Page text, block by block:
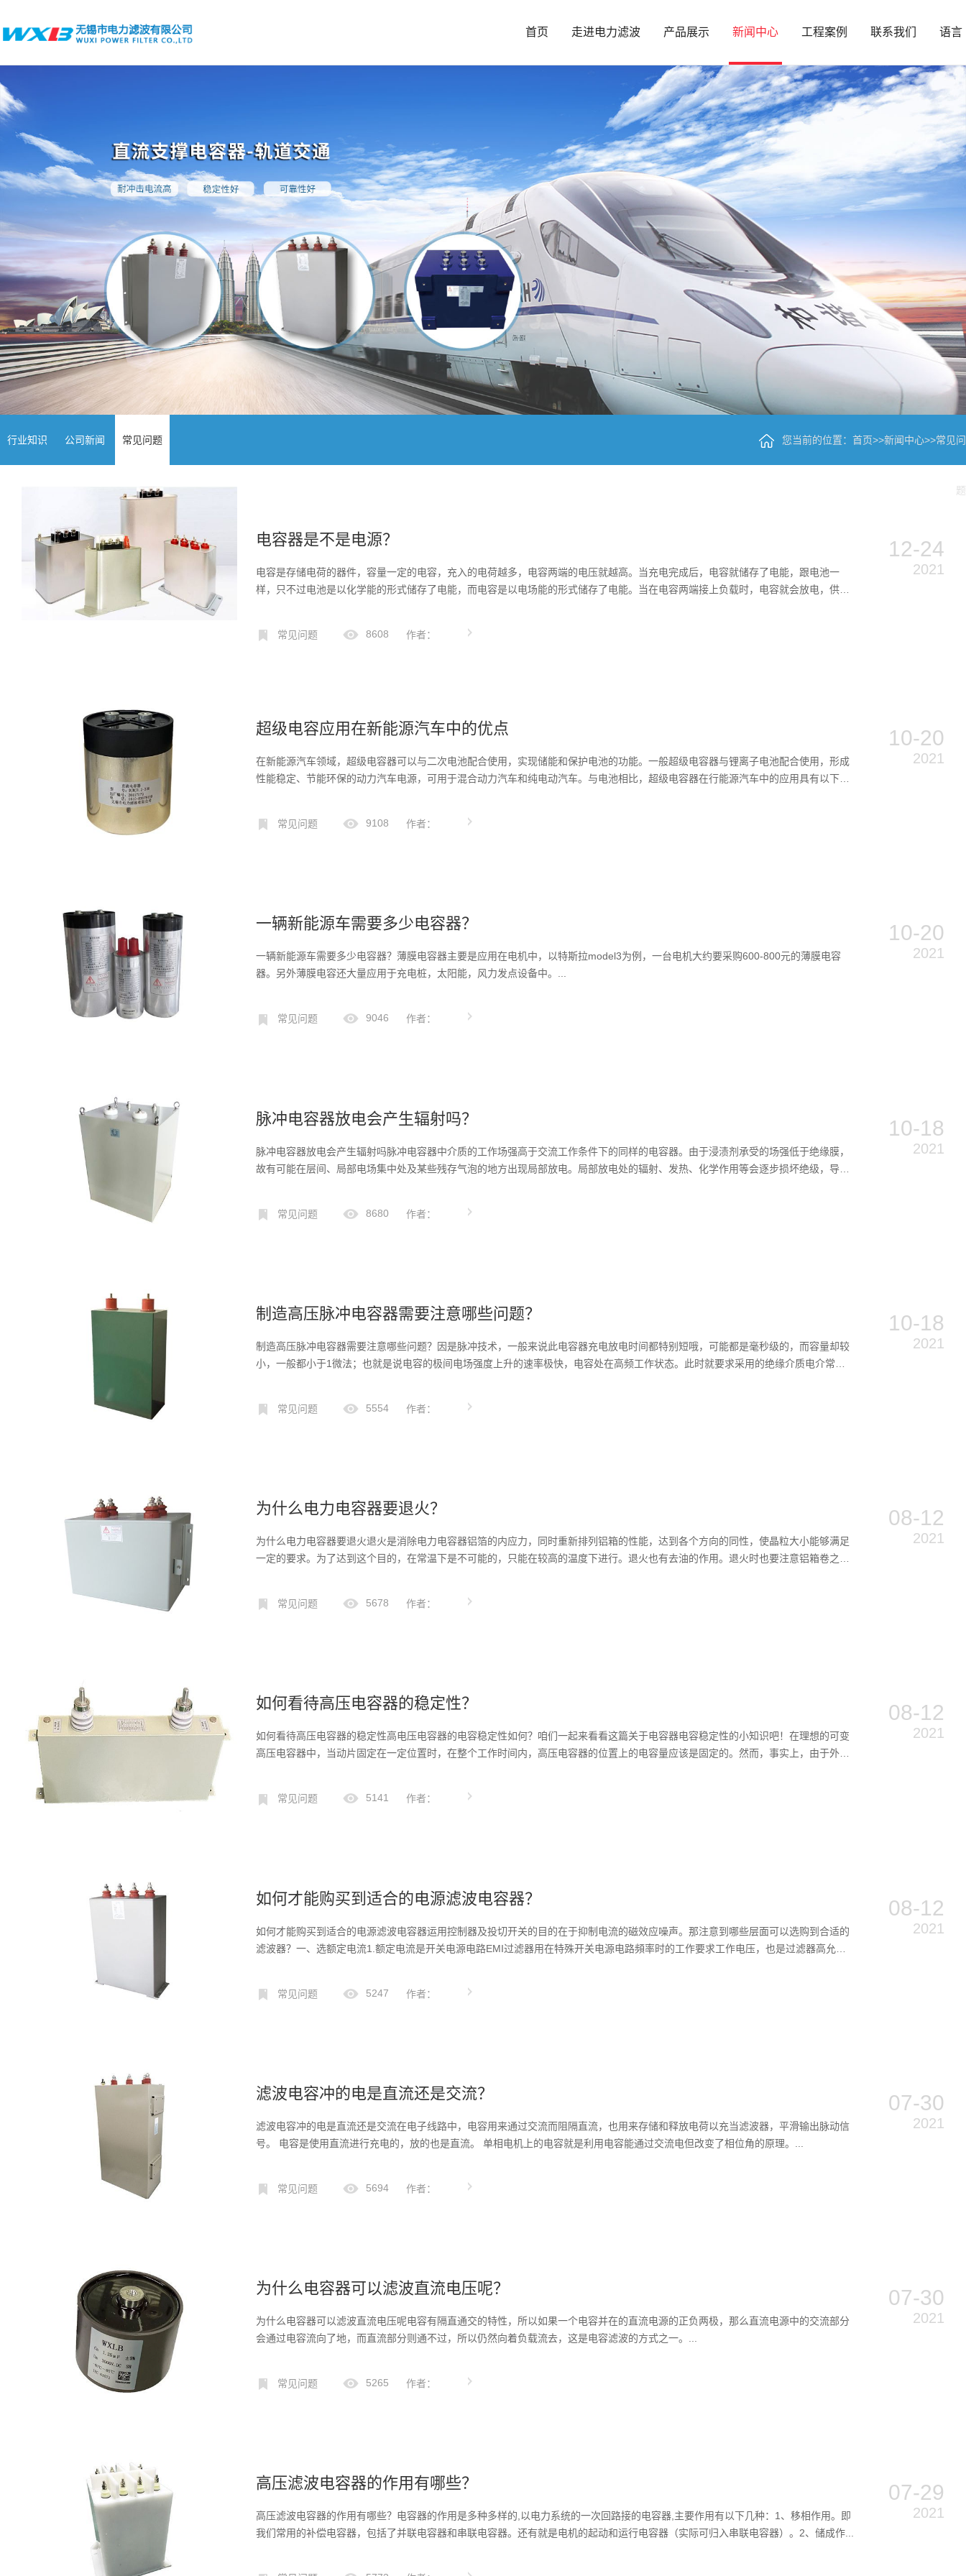
首页 走进电力滤波 产品展示 新闻中心 工程案例 联系我们 语言
您当前的位置： 首页>>新闻中心>>常见问
题
行业知识 公司新闻 常见问题
电容器是不是电源？
电容是存储电荷的器件，容量一定的电容，充入的电荷越多，电容两端的电压就越高。当充电完成后，电容就储存了电能，跟电池一
样，只不过电池是以化学能的形式储存了电能，而电容是以电场能的形式储存了电能。当在电容两端接上负载时，电容就会放电，供负
常见问题 8608 作者：
12-24
2021
超级电容应用在新能源汽车中的优点
在新能源汽车领域，超级电容器可以与二次电池配合使用，实现储能和保护电池的功能。一般超级电容器与锂离子电池配合使用，形成
性能稳定、节能环保的动力汽车电源，可用于混合动力汽车和纯电动汽车。与电池相比，超级电容器在行能源汽车中的应用具有以下优
常见问题 9108 作者：
10-20
2021
一辆新能源车需要多少电容器？
一辆新能源车需要多少电容器？薄膜电容器主要是应用在电机中，以特斯拉model3为例，一台电机大约要采购600-800元的薄膜电容
器。另外薄膜电容还大量应用于充电桩，太阳能，风力发点设备中。...
常见问题 9046 作者：
10-20
2021
脉冲电容器放电会产生辐射吗？
脉冲电容器放电会产生辐射吗脉冲电容器中介质的工作场强高于交流工作条件下的同样的电容器。由于浸渍剂承受的场强低于绝缘膜，
故有可能在层间、局部电场集中处及某些残存气泡的地方出现局部放电。局部放电处的辐射、发热、化学作用等会逐步损坏绝级，导致
常见问题 8680 作者：
10-18
2021
制造高压脉冲电容器需要注意哪些问题？
制造高压脉冲电容器需要注意哪些问题？因是脉冲技术，一般来说此电容器充电放电时间都特别短哦，可能都是毫秒级的，而容量却较
小，一般都小于1微法；也就是说电容的极间电场强度上升的速率极快，电容处在高频工作状态。此时就要求采用的绝缘介质电介常数
常见问题 5554 作者：
10-18
2021
为什么电力电容器要退火？
为什么电力电容器要退火退火是消除电力电容器铝箔的内应力，同时重新排列铝箱的性能，达到各个方向的同性，使晶粒大小能够满足
一定的要求。为了达到这个目的，在常温下是不可能的，只能在较高的温度下进行。退火也有去油的作用。退火时也要注意铝箱卷之
常见问题 5678 作者：
08-12
2021
如何看待高压电容器的稳定性？
如何看待高压电容器的稳定性高电压电容器的电容稳定性如何？咱们一起来看看这篇关于电容器电容稳定性的小知识吧！在理想的可变
高压电容器中，当动片固定在一定位置时，在整个工作时间内，高压电容器的位置上的电容量应该是固定的。然而，事实上，由于外部
常见问题 5141 作者：
08-12
2021
如何才能购买到适合的电源滤波电容器？
如何才能购买到适合的电源滤波电容器运用控制器及投切开关的目的在于抑制电流的磁效应噪声。那注意到哪些层面可以选购到合适的
滤波器？一、选额定电流1.额定电流是开关电源电路EMI过滤器用在特殊开关电源电路頻率时的工作要求工作电压，也是过滤器高允
常见问题 5247 作者：
08-12
2021
滤波电容冲的电是直流还是交流？
滤波电容冲的电是直流还是交流在电子线路中，电容用来通过交流而阻隔直流，也用来存储和释放电荷以充当滤波器，平滑输出脉动信
号。 电容是使用直流进行充电的，放的也是直流。 单相电机上的电容就是利用电容能通过交流电但改变了相位角的原理。...
常见问题 5694 作者：
07-30
2021
为什么电容器可以滤波直流电压呢？
为什么电容器可以滤波直流电压呢电容有隔直通交的特性，所以如果一个电容并在的直流电源的正负两极，那么直流电源中的交流部分
会通过电容流向了地，而直流部分则通不过，所以仍然向着负载流去，这是电容滤波的方式之一。...
常见问题 5265 作者：
07-30
2021
高压滤波电容器的作用有哪些？
高压滤波电容器的作用有哪些？电容器的作用是多种多样的,以电力系统的一次回路接的电容器,主要作用有以下几种：1、移相作用。即
我们常用的补偿电容器，包括了并联电容器和串联电容器。还有就是电机的起动和运行电容器（实际可归入串联电容器）。2、储成作...
07-29
2021